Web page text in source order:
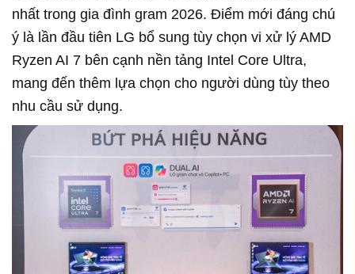
nhất trong gia đình gram 2026. Điểm mới đáng chú
ý là lần đầu tiên LG bổ sung tùy chọn vi xử lý AMD
Ryzen AI 7 bên cạnh nền tảng Intel Core Ultra,
mang đến thêm lựa chọn cho người dùng tùy theo
nhu cầu sử dụng.